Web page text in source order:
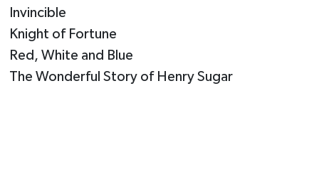
Invincible
Knight of Fortune
Red, White and Blue
The Wonderful Story of Henry Sugar